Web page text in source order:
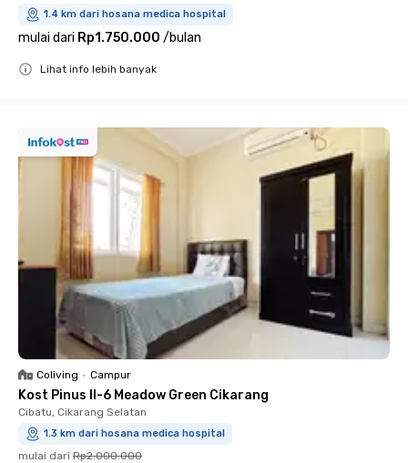
1.4 km dari hosana medica hospital
mulai dari Rp1.750.000 /bulan
Lihat info lebih banyak
Coliving • Campur
Kost Pinus II-6 Meadow Green Cikarang
Cibatu, Cikarang Selatan
1.3 km dari hosana medica hospital
mulai dari Rp2.000.000